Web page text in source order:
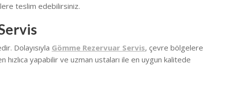
teslim edebilirsiniz.
Dolayısıyla Gömme Rezervuar Servis, çevre bölgelere
hızlıca yapabilir ve uzman ustaları ile en uygun kalitede